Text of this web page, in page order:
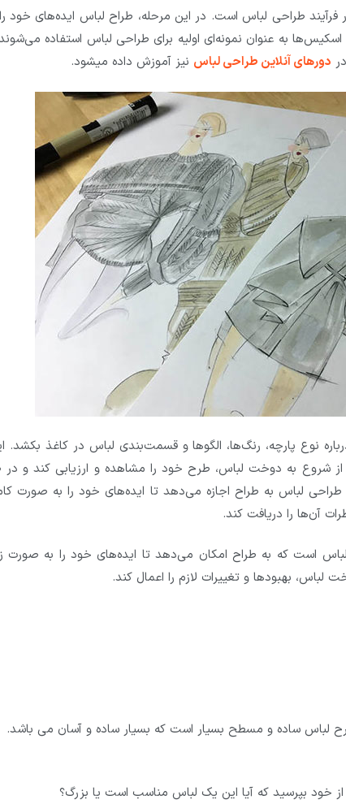
طراحی لباس است. در این مرحله، طراح لباس ایده‌های خود را
به عنوان نمونه‌ای اولیه برای طراحی لباس استفاده
دورهای آنلاین طراحی لباس نیز آموزش داده میشود.
نوع پارچه، رنگ‌ها، الگوها و قسمت‌بندی لباس در کاغذ
شروع به دوخت لباس، طرح خود را مشاهده و ارزیابی کند و در
لباس به طراح اجازه می‌دهد تا ایده‌های خود را به صورت
آن‌ها را دریافت کند.
است که به طراح امکان می‌دهد تا ایده‌های خود را به صورت
بهبودها و تغییرات لازم را اعمال کند.
لباس ساده و مسطح بسیار است که بسیار ساده و آسان می باشد.
خود بپرسید که آیا این یک لباس مناسب است یا بزرگ؟